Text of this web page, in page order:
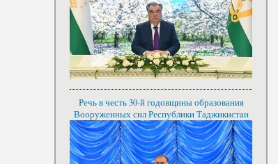
Речь в честь 30-й годовщины образования
Вооруженных сил Республики Таджикистан